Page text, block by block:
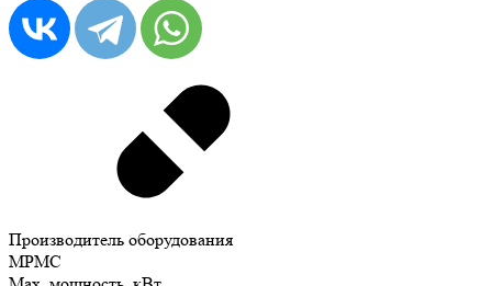
Производитель оборудования
MPMC